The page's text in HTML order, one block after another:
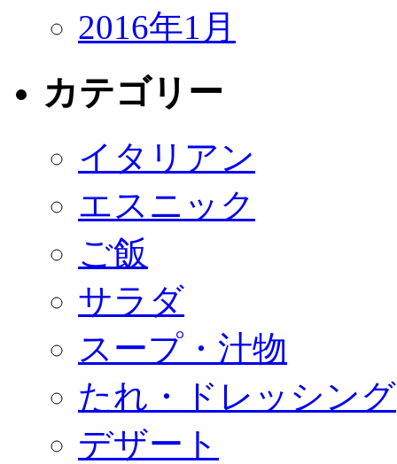
2016年1月
カテゴリー
イタリアン
エスニック
ご飯
サラダ
スープ・汁物
たれ・ドレッシング
デザート